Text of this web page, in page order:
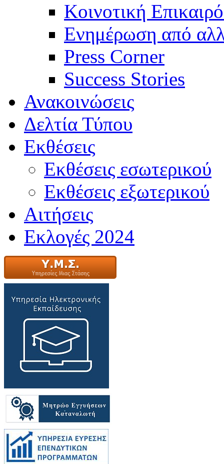
Κοινοτική
Ενημέρωση από
Press Corner
Success Stories
Ανακοινώσεις
Δελτία Τύπου
Εκθέσεις
Εκθέσεις εσωτερικού
Εκθέσεις εξωτερικού
Αιτήσεις
Εκλογές 2024